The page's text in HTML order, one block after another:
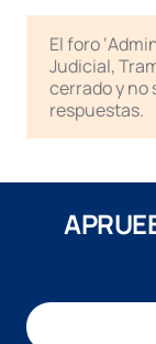
El foro
Judicial,
cerrado y no
respuestas.